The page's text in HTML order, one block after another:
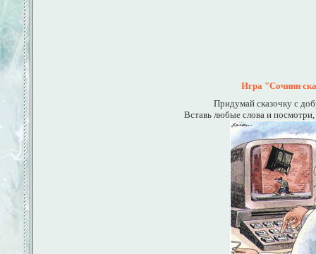
Игра "Сочини
Придумай сказочку с
Вставь любые слова и